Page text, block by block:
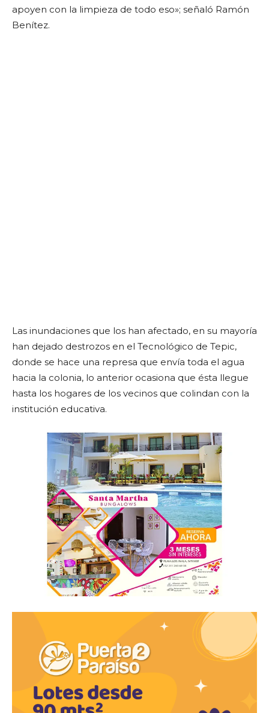
apoyen con la limpieza de todo eso»; señaló Ramón
Benítez.
Las inundaciones que los han afectado, en su mayoría
han dejado destrozos en el Tecnológico de Tepic,
donde se hace una represa que envía toda el agua
hacia la colonia, lo anterior ocasiona que ésta llegue
hasta los hogares de los vecinos que colindan con la
institución educativa.